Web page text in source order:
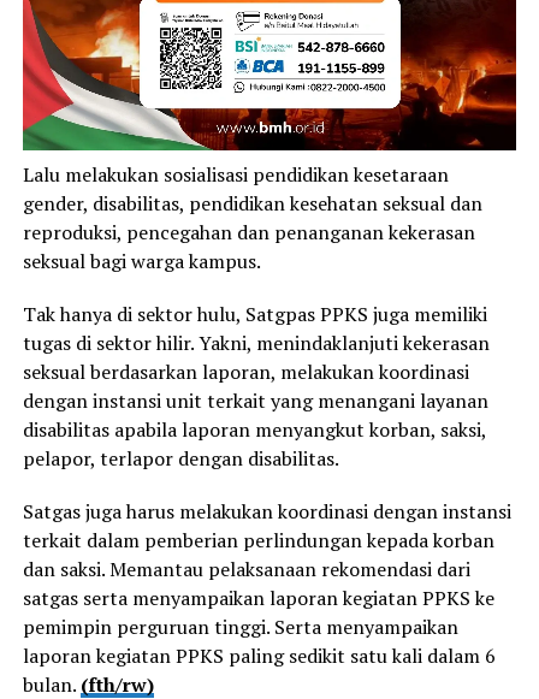
Lalu melakukan sosialisasi pendidikan kesetaraan
gender, disabilitas, pendidikan kesehatan seksual dan
reproduksi, pencegahan dan penanganan kekerasan
seksual bagi warga kampus.
Tak hanya di sektor hulu, Satgpas PPKS juga memiliki
tugas di sektor hilir. Yakni, menindaklanjuti kekerasan
seksual berdasarkan laporan, melakukan koordinasi
dengan instansi unit terkait yang menangani layanan
disabilitas apabila laporan menyangkut korban, saksi,
pelapor, terlapor dengan disabilitas.
Satgas juga harus melakukan koordinasi dengan instansi
terkait dalam pemberian perlindungan kepada korban
dan saksi. Memantau pelaksanaan rekomendasi dari
satgas serta menyampaikan laporan kegiatan PPKS ke
pemimpin perguruan tinggi. Serta menyampaikan
laporan kegiatan PPKS paling sedikit satu kali dalam 6
bulan. (fth/rw)